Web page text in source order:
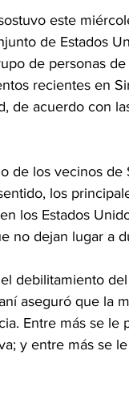
este
de Estados
de personas
recientes en
de acuerdo con
de los vecinos de
los
los Estados
no dejan lugar a
debilitamiento
aseguró que la
Entre más se le
y entre más se